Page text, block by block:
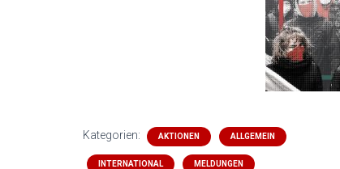
Kategorien: AKTIONEN ALLGEMEIN
INTERNATIONAL MELDUNGEN